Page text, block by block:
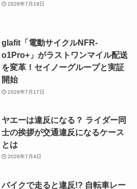
2026年7月19日
glafit「電動サイクルNFR-
o1Pro+」がラストワンマイル配送
を変革！セイノーグループと実証
開始
2026年7月17日
ヤエーは違反になる？ ライダー同
士の挨拶が交通違反になるケース
とは
2026年7月4日
バイクで走ると違反!? 自転車レー